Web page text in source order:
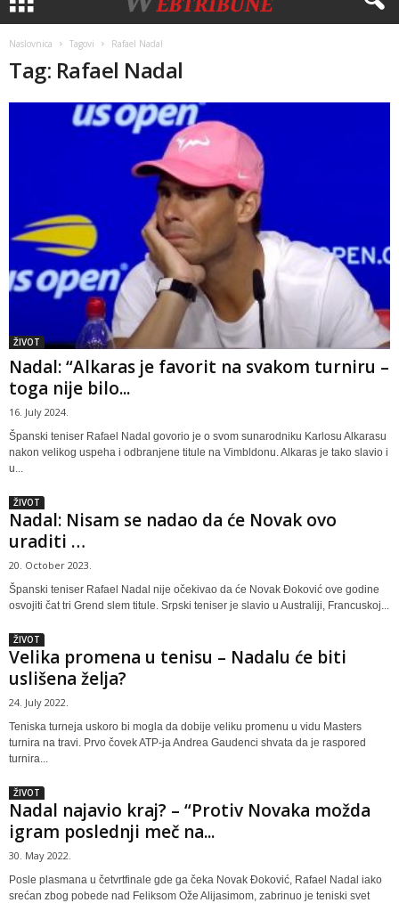
Naslovnica Tagovi Rafael Nadal
Tag: Rafael Nadal
ŽIVOT
Nadal: “Alkaras je favorit na svakom turniru –
toga nije bilo...
16. July 2024.
Španski teniser Rafael Nadal govorio je o svom sunarodniku Karlosu Alkarasu
nakon velikog uspeha i odbranjene titule na Vimbldonu. Alkaras je tako slavio i
u...
ŽIVOT
Nadal: Nisam se nadao da će Novak ovo
uraditi …
20. October 2023.
Španski teniser Rafael Nadal nije očekivao da će Novak Đoković ove godine
osvojiti čat tri Grend slem titule. Srpski teniser je slavio u Australiji, Francuskoj...
ŽIVOT
Velika promena u tenisu – Nadalu će biti
uslišena želja?
24. July 2022.
Teniska turneja uskoro bi mogla da dobije veliku promenu u vidu Masters
turnira na travi. Prvo čovek ATP-ja Andrea Gaudenci shvata da je raspored
turnira...
ŽIVOT
Nadal najavio kraj? – “Protiv Novaka možda
igram poslednji meč na...
30. May 2022.
Posle plasmana u četvrtfinale gde ga čeka Novak Đoković, Rafael Nadal iako
srećan zbog pobede nad Feliksom Ože Alijasimom, zabrinuo je teniski svet